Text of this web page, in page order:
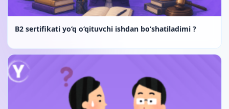
B2 sertifikati yo‘q o‘qituvchi ishdan bo‘shatiladimi ?